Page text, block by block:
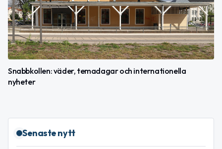
Snabbkollen: väder, temadagar och internationella
nyheter
Senaste nytt